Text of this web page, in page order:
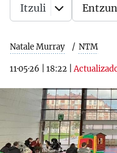
Natale Murray NTM
11·05·26 18:22 |
Itzuli Entzun